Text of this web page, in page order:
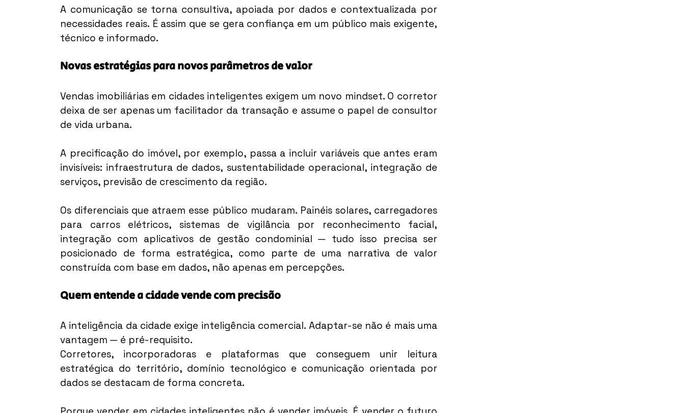
A comunicação se torna consultiva, apoiada por dados e contextualizada por
necessidades reais. É assim que se gera confiança em um público mais exigente,
técnico e informado.
Novas estratégias para novos parâmetros de valor
Vendas imobiliárias em cidades inteligentes exigem um novo mindset. O corretor
deixa de ser apenas um facilitador da transação e assume o papel de consultor
de vida urbana.
A precificação do imóvel, por exemplo, passa a incluir variáveis que antes eram
invisíveis: infraestrutura de dados, sustentabilidade operacional, integração de
serviços, previsão de crescimento da região.
Os diferenciais que atraem esse público mudaram. Painéis solares, carregadores
para carros elétricos, sistemas de vigilância por reconhecimento facial,
integração com aplicativos de gestão condominial — tudo isso precisa ser
posicionado de forma estratégica, como parte de uma narrativa de valor
construída com base em dados, não apenas em percepções.
Quem entende a cidade vende com precisão
A inteligência da cidade exige inteligência comercial. Adaptar-se não é mais uma
vantagem — é pré-requisito.
Corretores, incorporadoras e plataformas que conseguem unir leitura
estratégica do território, domínio tecnológico e comunicação orientada por
dados se destacam de forma concreta.